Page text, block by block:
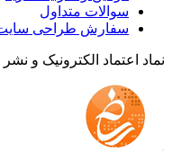
سوالات متداول
سفارش طراحی سایت
اعتماد الکترونیک و نشر